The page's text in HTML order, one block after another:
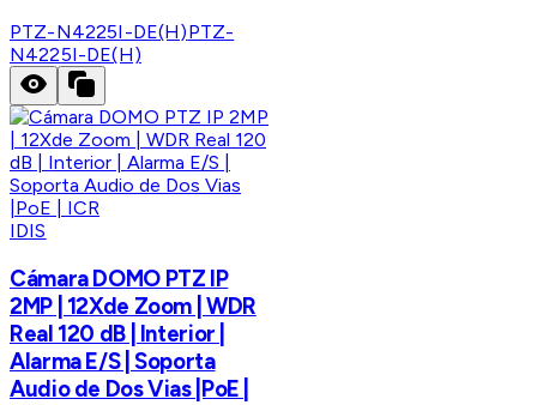
PTZ-N4225I-DE(H)PTZ-
N4225I-DE(H)
IDIS
Cámara DOMO PTZ IP
2MP | 12Xde Zoom | WDR
Real 120 dB | Interior |
Alarma E/S | Soporta
Audio de Dos Vias |PoE |